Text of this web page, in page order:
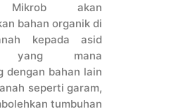
Mikrob akan
bahan organik di
kepada asid
yang mana
dengan bahan lain
seperti garam,
tumbuhan